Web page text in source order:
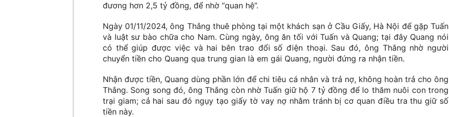
đương hơn 2,5 tỷ đồng, để nhờ “quan hệ”.
Ngày 01/11/2024, ông Thắng thuê phòng tại một khách sạn ở Cầu Giấy, Hà Nội để gặp Tuấn
và luật sư bào chữa cho Nam. Cùng ngày, ông ăn tối với Tuấn và Quang; tại đây Quang nói
có thể giúp được việc và hai bên trao đổi số điện thoại. Sau đó, ông Thắng nhờ người
chuyển tiền cho Quang qua trung gian là em gái Quang, người đứng ra nhận tiền.
Nhận được tiền, Quang dùng phần lớn để chi tiêu cá nhân và trả nợ, không hoàn trả cho ông
Thắng. Song song đó, ông Thắng còn nhờ Tuấn giữ hộ 7 tỷ đồng để lo thăm nuôi con trong
trại giam; cả hai sau đó ngụy tạo giấy tờ vay nợ nhằm tránh bị cơ quan điều tra thu giữ số
tiền này.